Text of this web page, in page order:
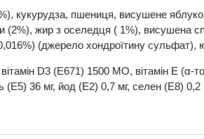
кукурудза, пшениця, висушене
(2%), жир з оселедця ( 1%), висушена
(джерело хондроїтину сульфат),
D3 (E671) 1500 МО, вітамін Е (α-
(E5) 36 мг, йод (E2) 0,7 мг, селен (E8)